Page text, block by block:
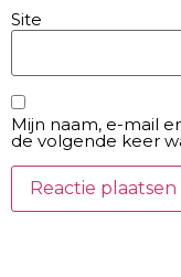
Site
Mijn naam, e-mail
de volgende keer